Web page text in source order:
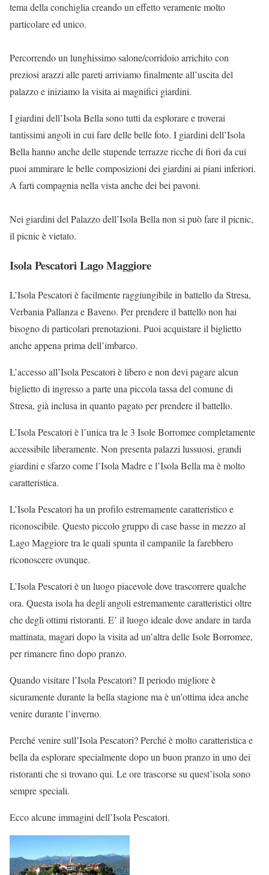
tema della conchiglia creando un effetto veramente molto
particolare ed unico.
Percorrendo un lunghissimo salone/corridoio arrichito con
preziosi arazzi alle pareti arriviamo finalmente all’uscita del
palazzo e iniziamo la visita ai magnifici giardini.
I giardini dell’Isola Bella sono tutti da esplorare e troverai
tantissimi angoli in cui fare delle belle foto. I giardini dell’Isola
Bella hanno anche delle stupende terrazze ricche di fiori da cui
puoi ammirare le belle composizioni dei giardini ai piani inferiori.
A farti compagnia nella vista anche dei bei pavoni.
Nei giardini del Palazzo dell’Isola Bella non si può fare il picnic,
il picnic è vietato.
Isola Pescatori Lago Maggiore
L’Isola Pescatori è facilmente raggiungibile in battello da Stresa,
Verbania Pallanza e Baveno. Per prendere il battello non hai
bisogno di particolari prenotazioni. Puoi acquistare il biglietto
anche appena prima dell’imbarco.
L’accesso all’Isola Pescatori è libero e non devi pagare alcun
biglietto di ingresso a parte una piccola tassa del comune di
Stresa, già inclusa in quanto pagato per prendere il battello.
L’Isola Pescatori è l’unica tra le 3 Isole Borromee completamente
accessibile liberamente. Non presenta palazzi lussuosi, grandi
giardini e sfarzo come l’Isola Madre e l’Isola Bella ma è molto
caratteristica.
L’Isola Pescatori ha un profilo estremamente caratteristico e
riconoscibile. Questo piccolo gruppo di case basse in mezzo al
Lago Maggiore tra le quali spunta il campanile la farebbero
riconoscere ovunque.
L’Isola Pescatori è un luogo piacevole dove trascorrere qualche
ora. Questa isola ha degli angoli estremamente caratteristici oltre
che degli ottimi ristoranti. E’ il luogo ideale dove andare in tarda
mattinata, magari dopo la visita ad un’altra delle Isole Borromee,
per rimanere fino dopo pranzo.
Quando visitare l’Isola Pescatori? Il periodo migliore è
sicuramente durante la bella stagione ma è un’ottima idea anche
venire durante l’inverno.
Perché venire sull’Isola Pescatori? Perché è molto caratteristica e
bella da esplorare specialmente dopo un buon pranzo in uno dei
ristoranti che si trovano qui. Le ore trascorse su quest’isola sono
sempre speciali.
Ecco alcune immagini dell’Isola Pescatori.